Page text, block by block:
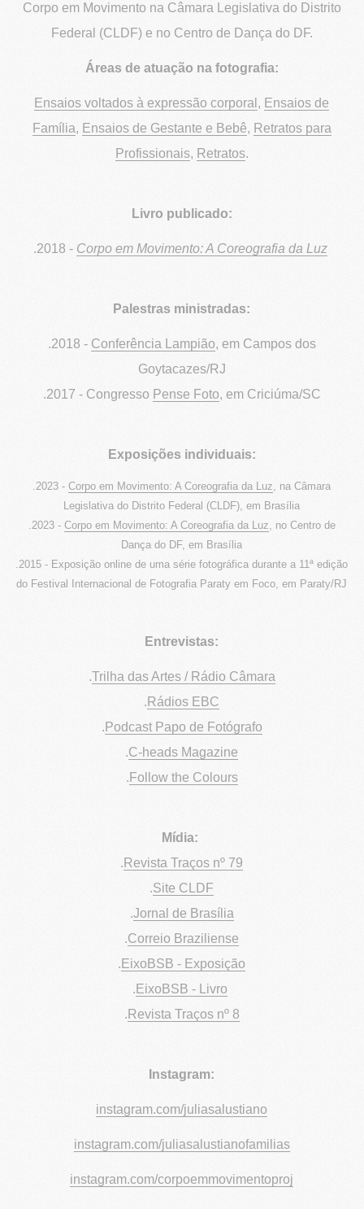
Corpo em Movimento na Câmara Legislativa do Distrito
Federal (CLDF) e no Centro de Dança do DF.
Áreas de atuação na fotografia:
Ensaios voltados à expressão corporal , Ensaios de
Família, Ensaios de Gestante e Bebê, Retratos para
Profissionais, Retratos.
Livro publicado:
.2018 - Corpo em Movimento: A Coreografia da Luz
Palestras ministradas:
.2018 - Conferência Lampião, em Campos dos
Goytacazes/RJ
.2017 - Congresso Pense Foto, em Criciúma/SC
Exposições individuais:
.2023 -Corpo em Movimento: A Coreografia da Luz, na Câmara
Legislativa do Distrito Federal (CLDF), em Brasília
.2023 - Corpo em Movimento: A Coreografia da Luz, no Centro de
Dança do DF, em Brasília
.2015 - Exposição online de uma série fotográfica durante a 11ª edição
do Festival Internacional de Fotografia Paraty em Foco, em Paraty/RJ
Entrevistas:
.Trilha das Artes / Rádio Câmara
. Rádios EBC
. Podcast Papo de Fotógrafo
.C-heads Magazine
. Follow the Colours
Mídia:
. Revista Traços nº 79
.Site CLDF
.Jornal de Brasília
.Correio Braziliense
. EixoBSB - Exposição
. EixoBSB - Livro
. Revista Traços nº 8
Instagram:
instagram.com/juliasalustiano
instagram.com/juliasalustianofamilias
instagram.com/corpoemmovimentoproj